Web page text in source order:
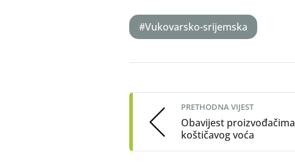
#Vukovarsko-srijemska
navigation
PRETHODNA VIJEST
Obavijest proizvođačima
koštičavog voća